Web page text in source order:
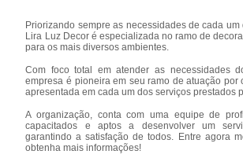
Priorizando sempre as necessidades de cada um
Lira Luz Decor é especializada no ramo de
para os mais diversos ambientes.
Com foco total em atender as necessidades
empresa é pioneira em seu ramo de atuação por
apresentada em cada um dos serviços prestados
A organização, conta com uma equipe de
capacitados e aptos a desenvolver um
garantindo a satisfação de todos. Entre agora
obtenha mais informações!